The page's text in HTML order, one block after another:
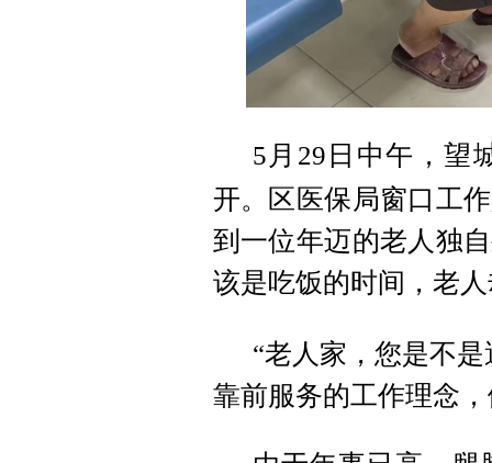
5月29日中午，望
开。区医保局窗口工
到一位年迈的老人独
该是吃饭的时间，老
“老人家，您是不
靠前服务的工作理念